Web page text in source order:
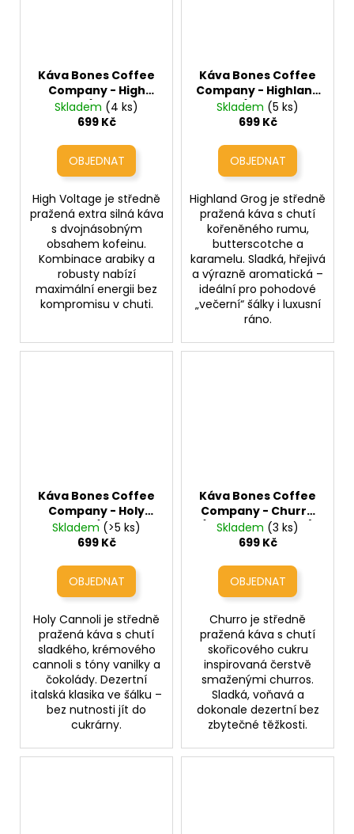
Káva Bones Coffee
Company - High
Voltage (extra silná
káva s
kofeinem)
Skladem (4 ks)
699 Kč
High Voltage je středně
pražená extra silná káva
s dvojnásobným
obsahem kofeinu.
Kombinace arabiky a
robusty nabízí
maximální energii bez
kompromisu v chuti.
Káva Bones Coffee
Company - Highland
Grog (karamel s
butterscotch a
bez alkoholu)
Skladem (5 ks)
699 Kč
Highland Grog je středně
pražená káva s chutí
kořeněného rumu,
butterscotche a
karamelu. Sladká, hřejivá
a výrazně aromatická –
ideální pro pohodové
„večerní“ šálky i luxusní
ráno.
Káva Bones Coffee
Company - Holy
Cannoli (čerstvé
cannoli s čokoládou
Skladem (>5 ks)
699 Kč
Holy Cannoli je středně
pražená káva s chutí
sladkého, krémového
cannoli s tóny vanilky a
čokolády. Dezertní
italská klasika ve šálku –
bez nutnosti jít do
cukrárny.
Káva Bones Coffee
Company - Churro
(skořicový dezert)
Skladem (3 ks)
699 Kč
Churro je středně
pražená káva s chutí
skořicového cukru
inspirovaná čerstvě
smaženými churros.
Sladká, voňavá a
dokonale dezertní bez
zbytečné těžkosti.